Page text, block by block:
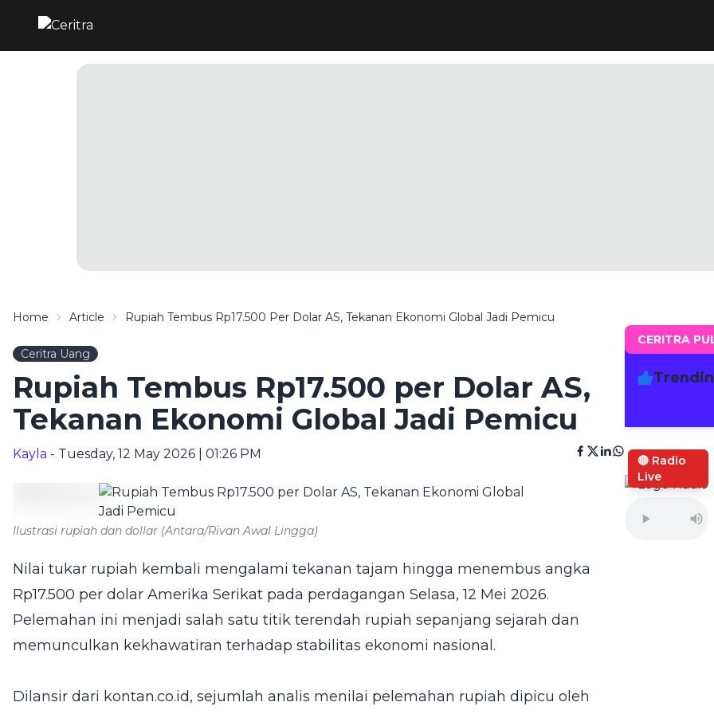
Home Article Rupiah Tembus Rp17.500 Per Dolar AS, Tekanan Ekonomi Global Jadi Pemicu
Ceritra Uang
Rupiah Tembus Rp17.500 per Dolar AS,
Tekanan Ekonomi Global Jadi Pemicu
Kayla - Tuesday, 12 May 2026 | 01:26 PM
Ilustrasi rupiah dan dollar (Antara/Rivan Awal Lingga)
Nilai tukar rupiah kembali mengalami tekanan tajam hingga menembus angka
Rp17.500 per dolar Amerika Serikat pada perdagangan Selasa, 12 Mei 2026.
Pelemahan ini menjadi salah satu titik terendah rupiah sepanjang sejarah dan
memunculkan kekhawatiran terhadap stabilitas ekonomi nasional.
Dilansir dari kontan.co.id, sejumlah analis menilai pelemahan rupiah dipicu oleh
CERITRA
🔴 Radio
Live